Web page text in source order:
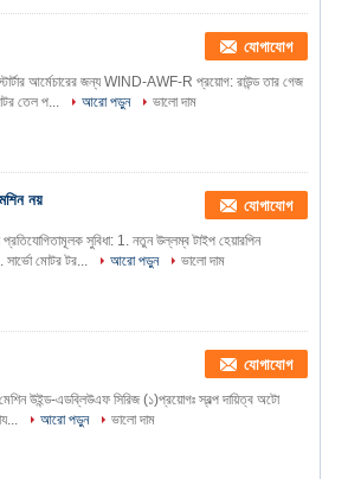
যোগাযোগ
স্টার্টার আর্মেচারের জন্য WIND-AWF-R প্রয়োগ: রাউন্ড তার গেজ
তেল প...
আরো পড়ুন
ভালো দাম
নয় যোগাযোগ
প্রতিযোগিতামূলক সুবিধা: 1. নতুন উল্লম্ব টাইপ হেয়ারপিন
মোটর টর...
আরো পড়ুন
ভালো দাম
যোগাযোগ
উইন্ড-এডব্লিউএফ সিরিজ (১)প্রয়োগঃ স্বল্প দায়িত্ব অটো
আরো পড়ুন
ভালো দাম